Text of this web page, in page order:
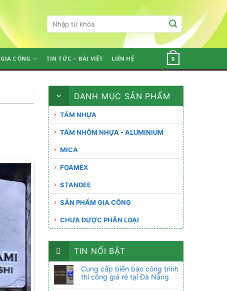
Tìm
kiếm:
CÔNG TIN TỨC – BÀI VIẾT LIÊN HỆ 0
DANH MỤC SẢN PHẨM
TẤM NHỰA
TẤM NHÔM NHỰA - ALUMINIUM
MICA
FOAMEX
STANDEE
SẢN PHẨM GIA CÔNG
CHƯA ĐƯỢC PHÂN LOẠI
TIN NỔI BẬT
Cung cấp biển báo công trình
thi công giá rẻ tại Đà Nẵng